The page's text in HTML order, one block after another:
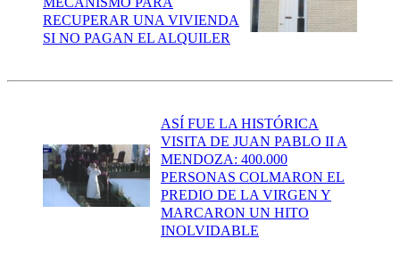
RECUPERAR UNA VIVIENDA
SI NO PAGAN EL ALQUILER
ASÍ FUE LA HISTÓRICA
VISITA DE JUAN PABLO II A
MENDOZA: 400.000
PERSONAS COLMARON EL
PREDIO DE LA VIRGEN Y
MARCARON UN HITO
INOLVIDABLE